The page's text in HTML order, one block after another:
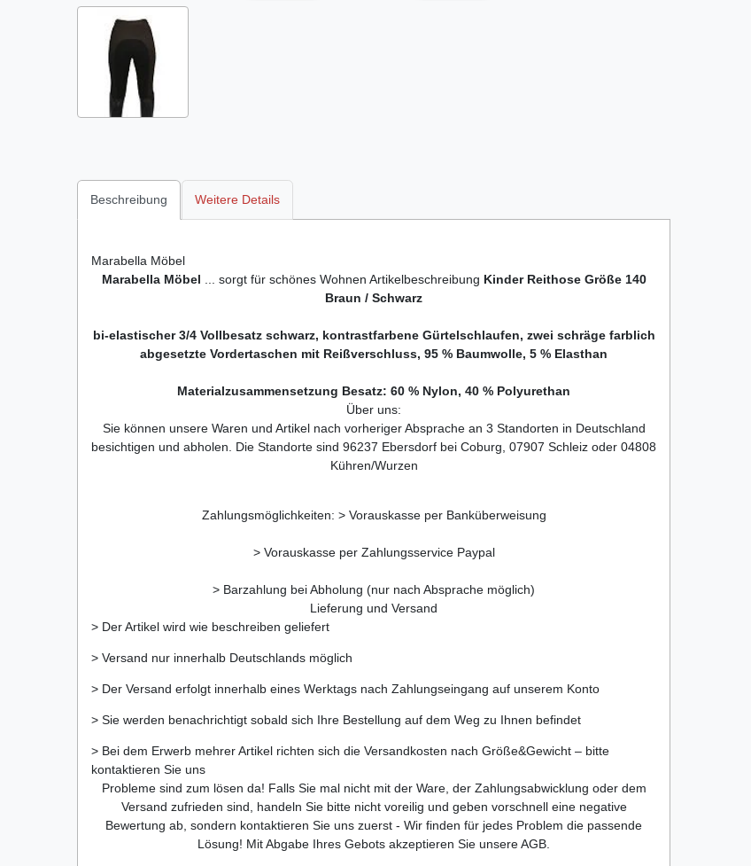
Beschreibung Weitere Details
Marabella Möbel
Marabella Möbel ... sorgt für schönes Wohnen Artikelbeschreibung Kinder Reithose Größe 140
Braun / Schwarz
bi-elastischer 3/4 Vollbesatz schwarz, kontrastfarbene Gürtelschlaufen, zwei schräge farblich
abgesetzte Vordertaschen mit Reißverschluss, 95 % Baumwolle, 5 % Elasthan
Materialzusammensetzung Besatz: 60 % Nylon, 40 % Polyurethan
Über uns:
Sie können unsere Waren und Artikel nach vorheriger Absprache an 3 Standorten in Deutschland
besichtigen und abholen. Die Standorte sind 96237 Ebersdorf bei Coburg, 07907 Schleiz oder 04808
Kühren/Wurzen
Zahlungsmöglichkeiten: > Vorauskasse per Banküberweisung
> Vorauskasse per Zahlungsservice Paypal
> Barzahlung bei Abholung (nur nach Absprache möglich)
Lieferung und Versand
> Der Artikel wird wie beschreiben geliefert
> Versand nur innerhalb Deutschlands möglich
> Der Versand erfolgt innerhalb eines Werktags nach Zahlungseingang auf unserem Konto
> Sie werden benachrichtigt sobald sich Ihre Bestellung auf dem Weg zu Ihnen befindet
> Bei dem Erwerb mehrer Artikel richten sich die Versandkosten nach Größe&Gewicht – bitte
kontaktieren Sie uns
Probleme sind zum lösen da! Falls Sie mal nicht mit der Ware, der Zahlungsabwicklung oder dem
Versand zufrieden sind, handeln Sie bitte nicht voreilig und geben vorschnell eine negative
Bewertung ab, sondern kontaktieren Sie uns zuerst - Wir finden für jedes Problem die passende
Lösung! Mit Abgabe Ihres Gebots akzeptieren Sie unsere AGB.